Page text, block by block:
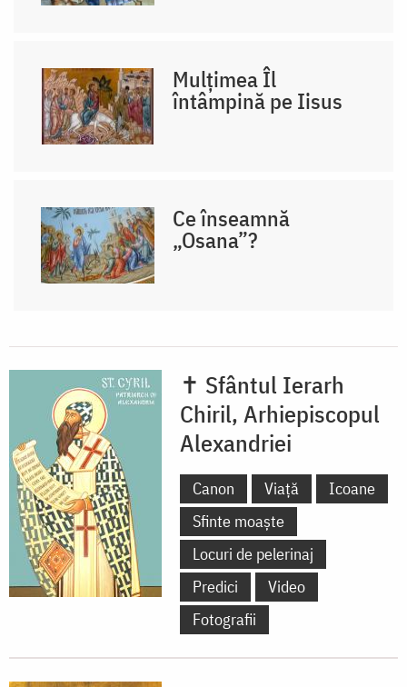
Mulţimea Îl
întâmpină pe Iisus
Ce înseamnă
„Osana”?
✝ Sfântul Ierarh
Chiril, Arhiepiscopul
Alexandriei
Canon Viață
Icoane
Sfinte moaște
Locuri de pelerinaj
Predici
Video
Fotografii